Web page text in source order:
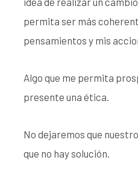
permita ser más
pensamientos y mis
Algo que me permita
presente una ética.
No dejaremos que
que no hay solución.